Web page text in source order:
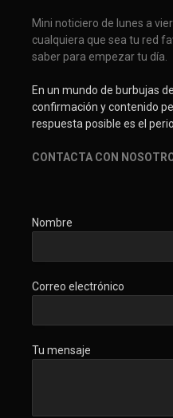
Mini noticiero de lunes a
cualquiera que sea tu red
saber para empezar tu día.
En un mundo de burbujas
confirmación y contenido
respuesta posible es el
CONTACTA CON
Nombre
Correo electrónico
Tu mensaje